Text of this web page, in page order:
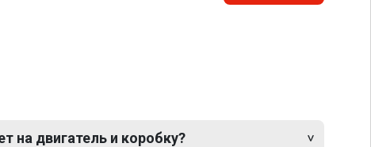
на двигатель и коробку?